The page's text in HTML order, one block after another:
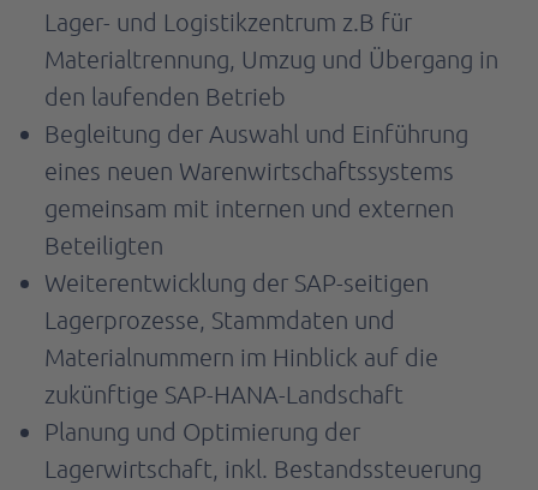
Lager- und Logistikzentrum z.B für
Materialtrennung, Umzug und Übergang in
den laufenden Betrieb
Begleitung der Auswahl und Einführung
eines neuen Warenwirtschaftssystems
gemeinsam mit internen und externen
Beteiligten
Weiterentwicklung der SAP-seitigen
Lagerprozesse, Stammdaten und
Materialnummern im Hinblick auf die
zukünftige SAP-HANA-Landschaft
Planung und Optimierung der
Lagerwirtschaft, inkl. Bestandssteuerung